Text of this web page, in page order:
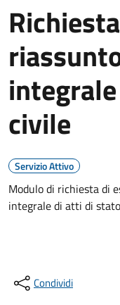
civile
Servizio Attivo
Modulo di richiesta di
integrale di atti di
Condividi